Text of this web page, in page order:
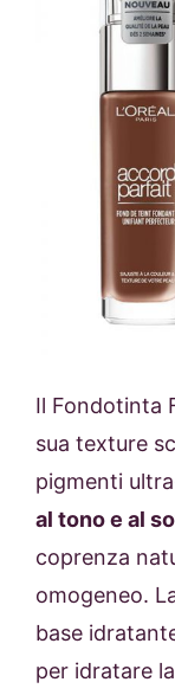
Il Fondotinta
sua texture
pigmenti
al tono e al
coprenza
omogeneo.
base
per idratare